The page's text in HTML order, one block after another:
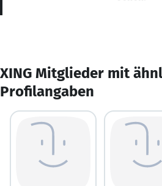
XING Mitglieder mit
Profilangaben